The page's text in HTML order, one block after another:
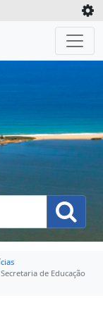
de Educação